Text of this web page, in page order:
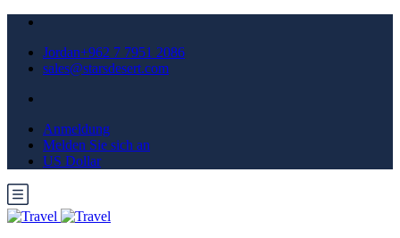
Jordan+962 7 7951 2086
sales@starsdesert.com
Anmeldung
Melden Sie sich an
US Dollar